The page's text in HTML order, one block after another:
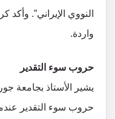
النووي الإيراني”.
واردة.
حروب سوء التقدير
يشير الأستاذ بجامعة
حروب سوء التقدير